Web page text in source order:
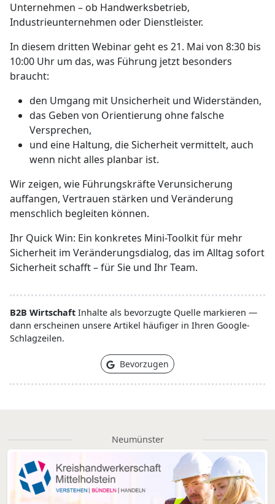
Unternehmen – ob Handwerksbetrieb,
Industrieunternehmen oder Dienstleister.
In diesem dritten Webinar geht es 21. Mai von 8:30 bis
10:00 Uhr um das, was Führung jetzt besonders
braucht:
den Umgang mit Unsicherheit und Widerständen,
das Geben von Orientierung ohne falsche
Versprechen,
und eine Haltung, die Sicherheit vermittelt, auch
wenn nicht alles planbar ist.
Wir zeigen, wie Führungskräfte Verunsicherung
auffangen, Vertrauen stärken und Veränderung
menschlich begleiten können.
Ihr Quick Win: Ein konkretes Mini-Toolkit für mehr
Sicherheit im Veränderungsdialog, das im Alltag sofort
Sicherheit schafft – für Sie und Ihr Team.
B2B Wirtschaft Inhalte als bevorzugte Quelle markieren —
dann erscheinen unsere Artikel häufiger in Ihren Google-
Schlagzeilen.
Bevorzugen
Neumünster